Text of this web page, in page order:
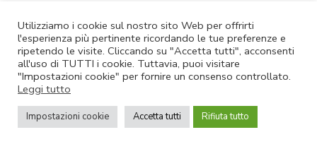
Utilizziamo i cookie sul nostro sito Web per offrirti
l'esperienza più pertinente ricordando le tue preferenze e
ripetendo le visite. Cliccando su "Accetta tutti", acconsenti
all'uso di TUTTI i cookie. Tuttavia, puoi visitare
"Impostazioni cookie" per fornire un consenso controllato.
Leggi tutto
Impostazioni cookie Accetta tutti Rifiuta tutto
Annulla Iscrizione|Privacy Policy
Non rispondere a questa email.Contatta Lazio Innova
© Lazio Innova SpA – Via dell’Amba Aradam, 9 – 00184 Roma – Tel.